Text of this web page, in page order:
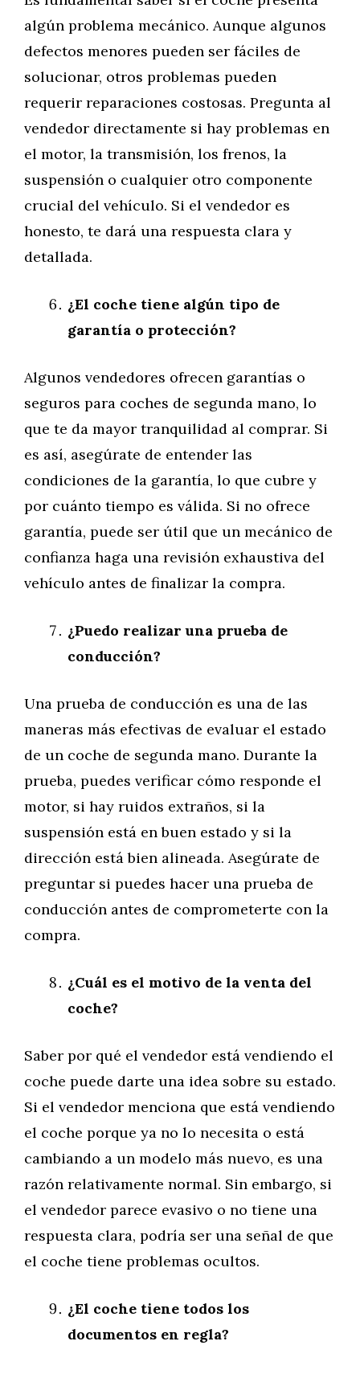
algún problema mecánico. Aunque algunos
defectos menores pueden ser fáciles de
solucionar, otros problemas pueden
requerir reparaciones costosas. Pregunta al
vendedor directamente si hay problemas en
el motor, la transmisión, los frenos, la
suspensión o cualquier otro componente
crucial del vehículo. Si el vendedor es
honesto, te dará una respuesta clara y
detallada.
¿El coche tiene algún tipo de
garantía o protección?
Algunos vendedores ofrecen garantías o
seguros para coches de segunda mano, lo
que te da mayor tranquilidad al comprar. Si
es así, asegúrate de entender las
condiciones de la garantía, lo que cubre y
por cuánto tiempo es válida. Si no ofrece
garantía, puede ser útil que un mecánico de
confianza haga una revisión exhaustiva del
vehículo antes de finalizar la compra.
¿Puedo realizar una prueba de
conducción?
Una prueba de conducción es una de las
maneras más efectivas de evaluar el estado
de un coche de segunda mano. Durante la
prueba, puedes verificar cómo responde el
motor, si hay ruidos extraños, si la
suspensión está en buen estado y si la
dirección está bien alineada. Asegúrate de
preguntar si puedes hacer una prueba de
conducción antes de comprometerte con la
compra.
¿Cuál es el motivo de la venta del
coche?
Saber por qué el vendedor está vendiendo el
coche puede darte una idea sobre su estado.
Si el vendedor menciona que está vendiendo
el coche porque ya no lo necesita o está
cambiando a un modelo más nuevo, es una
razón relativamente normal. Sin embargo, si
el vendedor parece evasivo o no tiene una
respuesta clara, podría ser una señal de que
el coche tiene problemas ocultos.
¿El coche tiene todos los
documentos en regla?